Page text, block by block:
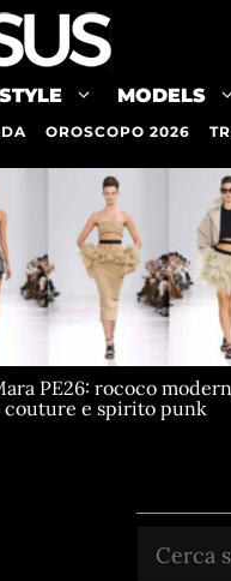
STYLE MODELS
OROSCOPO 2026
PE26: rococo
couture e spirito punk
Cerca